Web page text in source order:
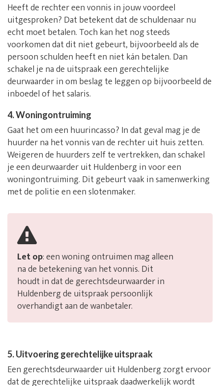
Heeft de rechter een vonnis in jouw voordeel
uitgesproken? Dat betekent dat de schuldenaar nu
echt moet betalen. Toch kan het nog steeds
voorkomen dat dit niet gebeurt, bijvoorbeeld als de
persoon schulden heeft en niet kán betalen. Dan
schakel je na de uitspraak een gerechtelijke
deurwaarder in om beslag te leggen op bijvoorbeeld de
inboedel of het salaris.
4. Woningontruiming
Gaat het om een huurincasso? In dat geval mag je de
huurder na het vonnis van de rechter uit huis zetten.
Weigeren de huurders zelf te vertrekken, dan schakel
je een deurwaarder uit Huldenberg in voor een
woningontruiming. Dit gebeurt vaak in samenwerking
met de politie en een slotenmaker.
Let op: een woning ontruimen mag alleen
na de betekening van het vonnis. Dit
houdt in dat de gerechtsdeurwaarder in
Huldenberg de uitspraak persoonlijk
overhandigt aan de wanbetaler.
5. Uitvoering gerechtelijke uitspraak
Een gerechtsdeurwaarder uit Huldenberg zorgt ervoor
dat de gerechtelijke uitspraak daadwerkelijk wordt